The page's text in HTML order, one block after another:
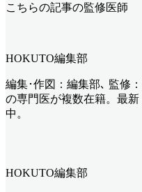
こちらの記事の監修医師
HOKUTO編集部
編集･作図：編集部､ 監修
の専門医が複数在籍。最
中。
HOKUTO編集部